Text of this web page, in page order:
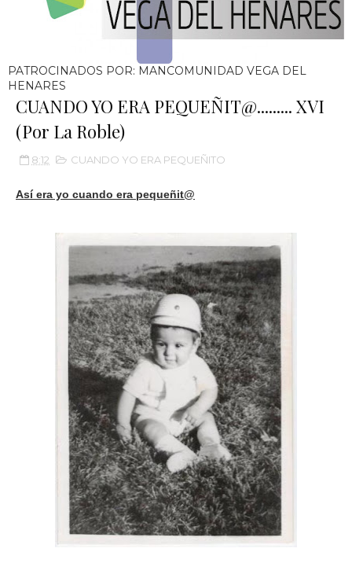
PATROCINADOS POR: MANCOMUNIDAD VEGA DEL
HENARES
CUANDO YO ERA PEQUEÑIT@......... XVI
(Por La Roble)
8:12 CUANDO YO ERA PEQUEÑITO
Así era yo cuando era pequeñit@